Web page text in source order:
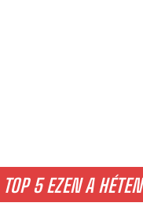
TOP 5 EZEN A HÉTEN